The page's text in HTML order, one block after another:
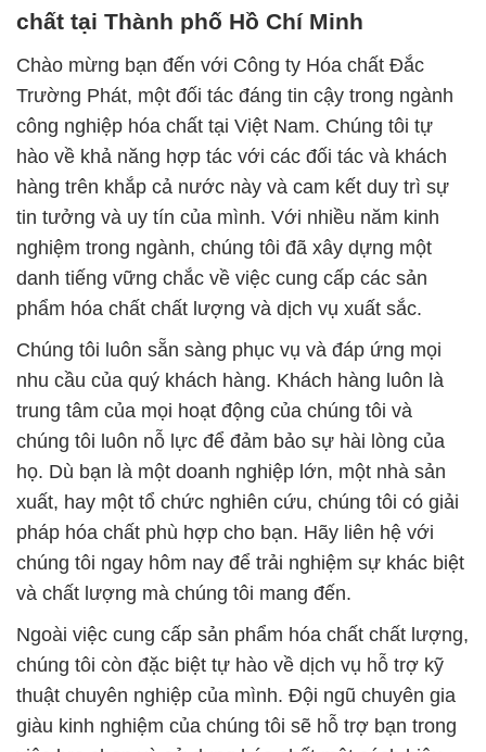
chất tại Thành phố Hồ Chí Minh
Chào mừng bạn đến với Công ty Hóa chất Đắc
Trường Phát, một đối tác đáng tin cậy trong ngành
công nghiệp hóa chất tại Việt Nam. Chúng tôi tự
hào về khả năng hợp tác với các đối tác và khách
hàng trên khắp cả nước này và cam kết duy trì sự
tin tưởng và uy tín của mình. Với nhiều năm kinh
nghiệm trong ngành, chúng tôi đã xây dựng một
danh tiếng vững chắc về việc cung cấp các sản
phẩm hóa chất chất lượng và dịch vụ xuất sắc.
Chúng tôi luôn sẵn sàng phục vụ và đáp ứng mọi
nhu cầu của quý khách hàng. Khách hàng luôn là
trung tâm của mọi hoạt động của chúng tôi và
chúng tôi luôn nỗ lực để đảm bảo sự hài lòng của
họ. Dù bạn là một doanh nghiệp lớn, một nhà sản
xuất, hay một tổ chức nghiên cứu, chúng tôi có giải
pháp hóa chất phù hợp cho bạn. Hãy liên hệ với
chúng tôi ngay hôm nay để trải nghiệm sự khác biệt
và chất lượng mà chúng tôi mang đến.
Ngoài việc cung cấp sản phẩm hóa chất chất lượng,
chúng tôi còn đặc biệt tự hào về dịch vụ hỗ trợ kỹ
thuật chuyên nghiệp của mình. Đội ngũ chuyên gia
giàu kinh nghiệm của chúng tôi sẽ hỗ trợ bạn trong